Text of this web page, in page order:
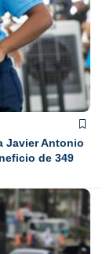
Javier Antonio
de 349